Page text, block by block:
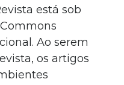
está sob
Ao serem
os artigos